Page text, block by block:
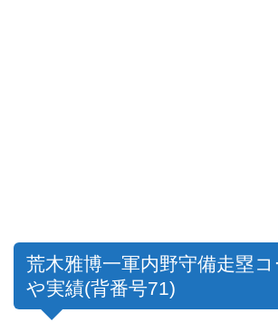
荒木雅博一軍内野守備走塁
や実績(背番号71)